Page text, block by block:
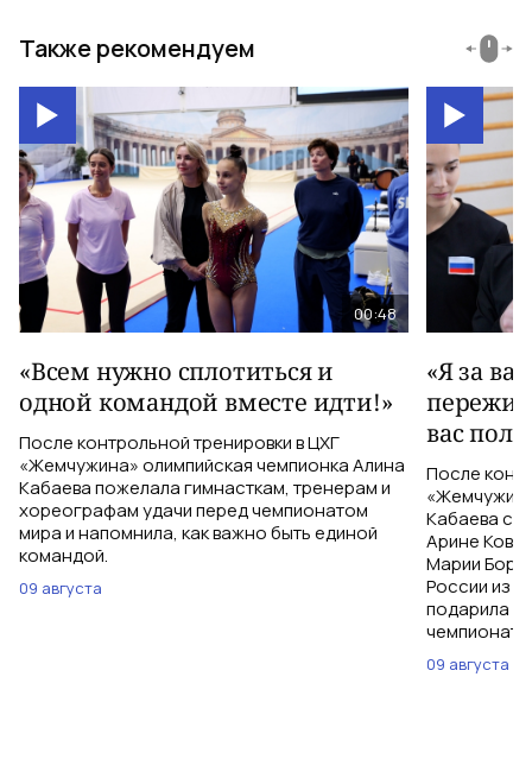
Также рекомендуем
00:48
«Всем нужно сплотиться и
одной командой вместе идти!»
После контрольной тренировки в ЦХГ
«Жемчужина» олимпийская чемпионка Алина
Кабаева пожелала гимнасткам, тренерам и
хореографам удачи перед чемпионатом
мира и напомнила, как важно быть единой
командой.
09 августа
«Я за
вас
После
Кабаева
Арине
Марии
России из
подарила
чемпионат
09 августа